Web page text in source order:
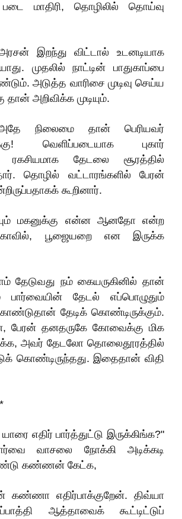
மாதிரி, தொழிலில் தொய்வு
இறந்து விட்டால்‌ உடனடியாக
முதலில் நாட்டின் பாதுகாப்பை
அடுத்த வாரிசை முடிவு செய்ய
தான் அறிவிக்க முடியும்.
நிலைமை தான் பெரியவர்
வெளிப்படையாக புகார்
ரகசியமாக தேடலை சூரத்தில்
தொழில் வட்டாரங்களில் பேரன்
கூறினார்.
மகனுக்கு என்ன ஆனதோ என்ற
பூஜையறை என இருக்க
தேடுவது நம் கையருகினில் தான்
பார்வையின் தேடல்‌ எப்பொழுதும்
தேடிக் கொண்டிருக்கும்.
பேரன் தனதருகே கோவைக்கு மிக
அவர் தேடலோ தொலைதூரத்தில்
கொண்டிருந்தது. இதைதான் விதி
எதிர் பார்த்துட்டு இருக்கிங்க?"
வாசலை நோக்கி அடிக்கடி
கண்ணன் கேட்க,
எதிர்பாக்குறேன். திவ்யா
ஆத்தாவைக் கூட்டிட்டுப்